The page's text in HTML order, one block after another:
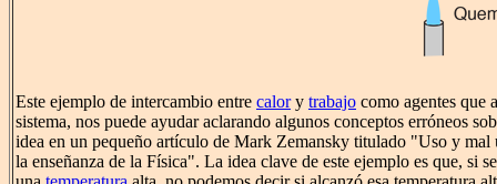
Este ejemplo de intercambio entre calory trabajo como agentes que
sistema, nos puede ayudar aclarando algunos conceptos erróneos
idea en un pequeño artículo de Mark Zemansky titulado "Uso y mal
la enseñanza de la Física". La idea clave de este ejemplo es que, si